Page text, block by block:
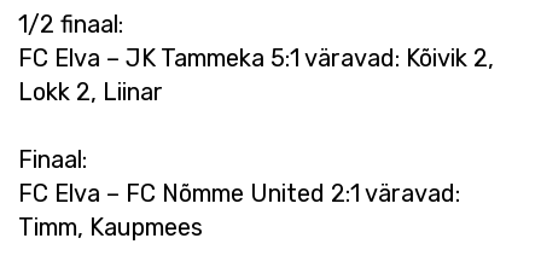
1/2 finaal:
FC Elva – JK Tammeka 5:1 väravad: Kõivik 2,
Lokk 2, Liinar
Finaal:
FC Elva – FC Nõmme United 2:1 väravad:
Timm, Kaupmees